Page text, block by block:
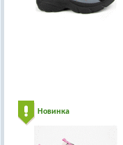
Новинка